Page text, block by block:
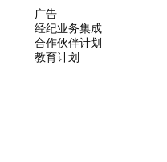
广告
经纪业务集成
合作伙伴计划
教育计划